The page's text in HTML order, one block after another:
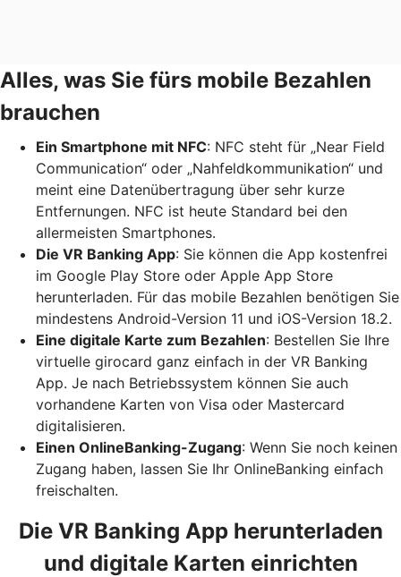
Alles, was Sie fürs mobile Bezahlen
brauchen
Ein Smartphone mit NFC: NFC steht für „Near Field
Communication“ oder „Nahfeldkommunikation“ und
meint eine Datenübertragung über sehr kurze
Entfernungen. NFC ist heute Standard bei den
allermeisten Smartphones.
Die VR Banking App: Sie können die App kostenfrei
im Google Play Store oder Apple App Store
herunterladen. Für das mobile Bezahlen benötigen Sie
mindestens Android-Version 11 und iOS-Version 18.2.
Eine digitale Karte zum Bezahlen: Bestellen Sie Ihre
virtuelle girocard ganz einfach in der VR Banking
App. Je nach Betriebssystem können Sie auch
vorhandene Karten von Visa oder Mastercard
digitalisieren.
Einen OnlineBanking-Zugang: Wenn Sie noch keinen
Zugang haben, lassen Sie Ihr OnlineBanking einfach
freischalten.
Die VR Banking App herunterladen
und digitale Karten einrichten